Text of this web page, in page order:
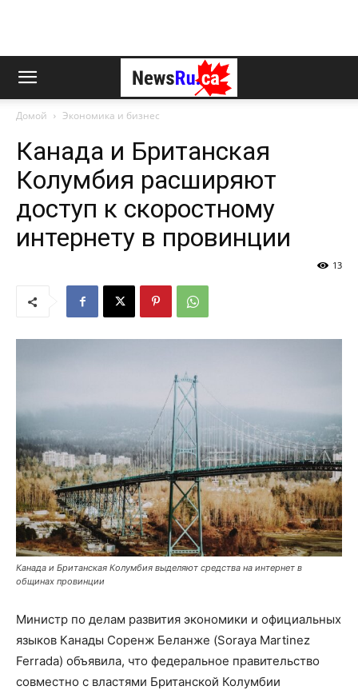
Домой Экономика и бизнес
Канада и Британская
Колумбия расширяют
доступ к скоростному
интернету в провинции
13
Канада и Британская Колумбия выделяют средства на интернет в
общинах провинции
Министр по делам развития экономики и официальных
языков Канады Соренж Беланже (Soraya Martinez
Ferrada) объявила, что федеральное правительство
совместно с властями Британской Колумбии